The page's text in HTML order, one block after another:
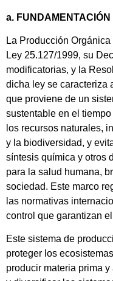
a. FUNDAMENTACIÓN
La Producción
Ley 25.127/1999, su
modificatorias, y la
dicha ley se caracteriza
que proviene de un
sustentable en el
los recursos naturales,
y la biodiversidad, y
síntesis química y otros
para la salud humana,
sociedad. Este marco
las normativas
control que garantizan
Este sistema de
proteger los
producir materia prima